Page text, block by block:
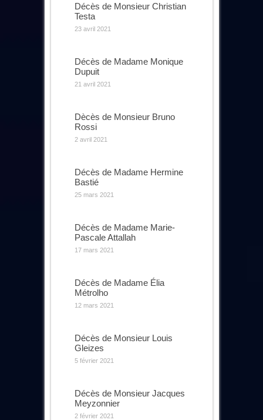
Décès de Monsieur Christian
Testa
23 avril 2021
Décès de Madame Monique
Dupuit
21 avril 2021
Dècès de Monsieur Bruno
Rossi
2 avril 2021
Décès de Madame Hermine
Bastié
25 mars 2021
Décès de Madame Marie-
Pascale Attallah
17 mars 2021
Décès de Madame Élia
Métrolho
12 mars 2021
Décès de Monsieur Louis
Gleizes
5 février 2021
Décès de Monsieur Jacques
Meyzonnier
2 février 2021